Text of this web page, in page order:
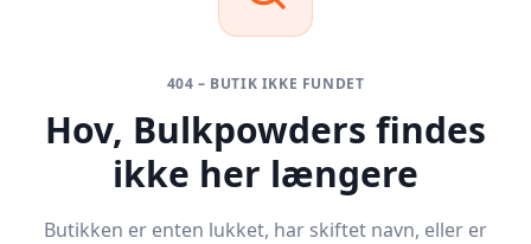
404 – BUTIK IKKE FUNDET
Hov, Bulkpowders findes
ikke her længere
Butikken er enten lukket, har skiftet navn, eller er